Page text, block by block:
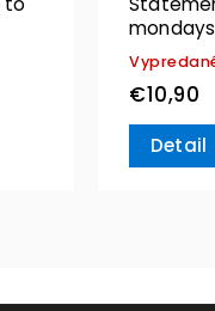
€10,90
Detail